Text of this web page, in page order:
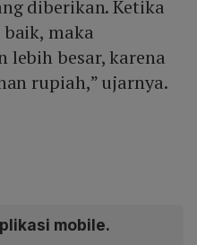
diberikan. Ketika
maka
lebih besar, karena
rupiah,” ujarnya.
mobile.